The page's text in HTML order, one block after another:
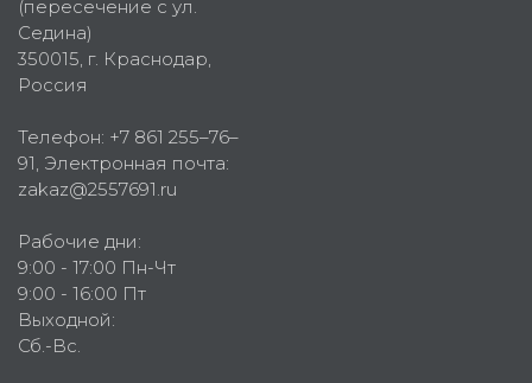
(пересечение с ул.
Седина)
350015, г. Краснодар,
Россия
Телефон: +7 861 255–76–
91, Электронная почта:
zakaz@2557691.ru
Рабочие дни:
9:00 - 17:00 Пн-Чт
9:00 - 16:00 Пт
Выходной:
Сб.-Вс.